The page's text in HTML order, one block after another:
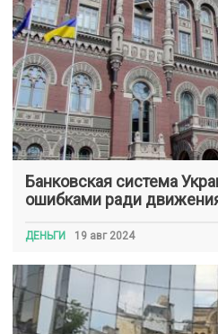
Банковская система
ошибками ради
ДЕНЬГИ 19 авг 2024